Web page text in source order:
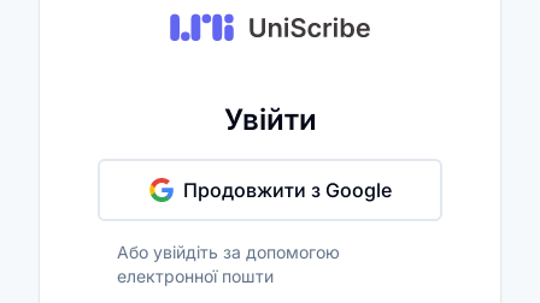
Увійти
Продовжити з Google
Або увійдіть за допомогою
електронної пошти